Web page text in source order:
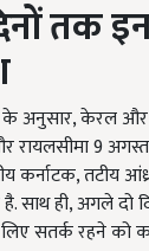
तक इन
अनुसार, केरल और
9 अगस्त
कर्नाटक, तटीय
है. साथ ही, अगले
सतर्क रहने को